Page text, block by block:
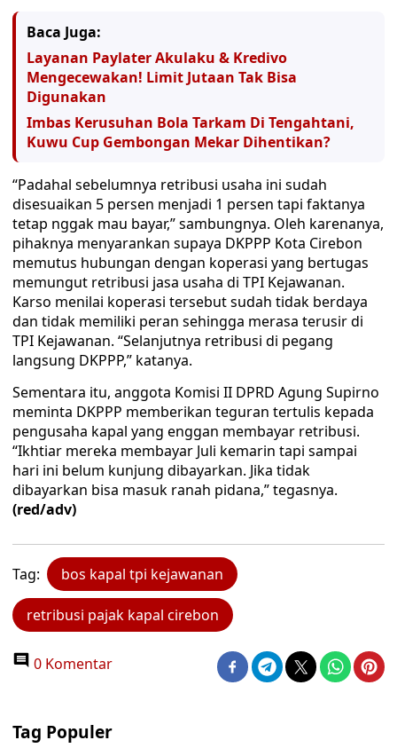
Baca Juga:
Layanan Paylater Akulaku & Kredivo
Mengecewakan! Limit Jutaan Tak Bisa
Digunakan
Imbas Kerusuhan Bola Tarkam Di Tengahtani,
Kuwu Cup Gembongan Mekar Dihentikan?
“Padahal sebelumnya retribusi usaha ini sudah
disesuaikan 5 persen menjadi 1 persen tapi faktanya
tetap nggak mau bayar,” sambungnya. Oleh karenanya,
pihaknya menyarankan supaya DKPPP Kota Cirebon
memutus hubungan dengan koperasi yang bertugas
memungut retribusi jasa usaha di TPI Kejawanan.
Karso menilai koperasi tersebut sudah tidak berdaya
dan tidak memiliki peran sehingga merasa terusir di
TPI Kejawanan. “Selanjutnya retribusi di pegang
langsung DKPPP,” katanya.
Sementara itu, anggota Komisi II DPRD Agung Supirno
meminta DKPPP memberikan teguran tertulis kepada
pengusaha kapal yang enggan membayar retribusi.
“Ikhtiar mereka membayar Juli kemarin tapi sampai
hari ini belum kunjung dibayarkan. Jika tidak
dibayarkan bisa masuk ranah pidana,” tegasnya.
(red/adv)
Tag: bos kapal tpi kejawanan
retribusi pajak kapal cirebon
0 Komentar
Tag Populer